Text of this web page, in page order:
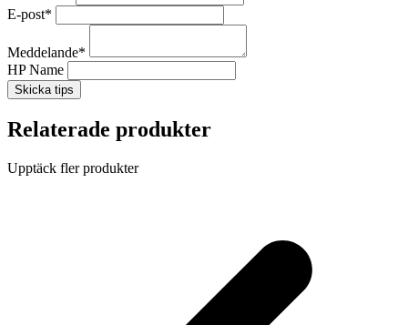
E-post*
Meddelande*
HP Name
Skicka tips
Relaterade produkter
Upptäck fler produkter